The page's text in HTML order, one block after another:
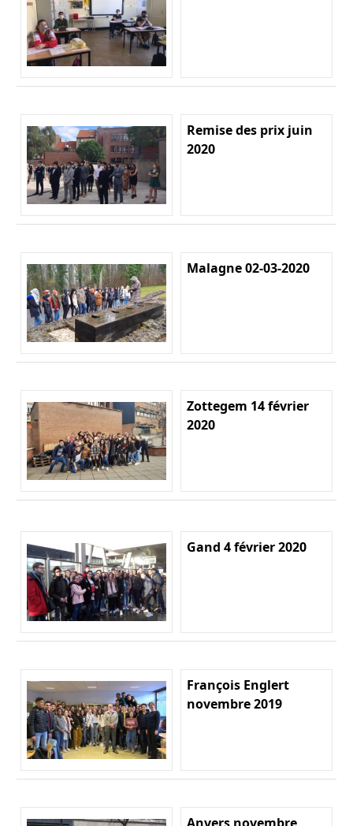
Remise des prix juin
2020
Malagne 02-03-2020
Zottegem 14 février
2020
Gand 4 février 2020
François Englert
novembre 2019